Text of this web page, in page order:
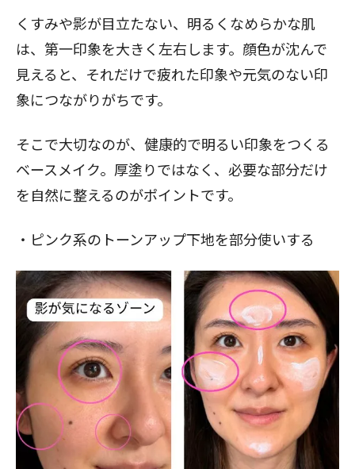
くすみや影が目立たない、明るくなめらかな肌
は、第一印象を大きく左右します。顔色が沈んで
見えると、それだけで疲れた印象や元気のない印
象につながりがちです。
そこで大切なのが、健康的で明るい印象をつくる
ベースメイク。厚塗りではなく、必要な部分だけ
を自然に整えるのがポイントです。
・ピンク系のトーンアップ下地を部分使いする